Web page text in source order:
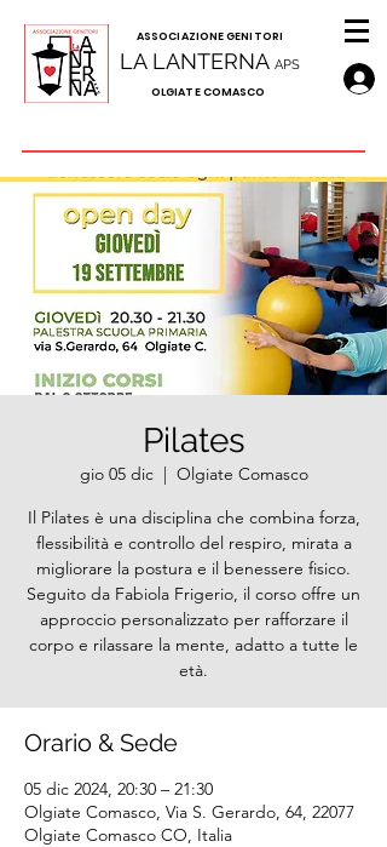
LA LANTERNA APS
ASSOCIAZIONE GENITORI
OLGIATE COMASCO
Pilates
gio 05 dic
  |
Olgiate Comasco
Il Pilates è una disciplina che combina forza,
flessibilità e controllo del respiro, mirata a
migliorare la postura e il benessere fisico.
Seguito da Fabiola Frigerio, il corso offre un
approccio personalizzato per rafforzare il
corpo e rilassare la mente, adatto a tutte le
età.
Orario & Sede
05 dic 2024, 20:30 – 21:30
Olgiate Comasco, Via S. Gerardo, 64, 22077
Olgiate Comasco CO, Italia